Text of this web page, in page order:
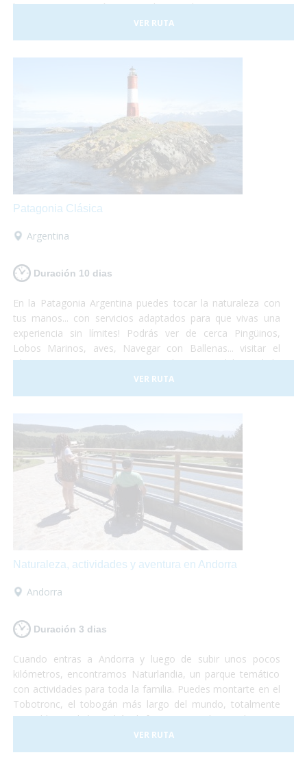
historia, gastronomía y naturaleza, todo se conjuga para
hacer de este viaje una vivencia inolvidable! Anímate a
sumergirte en este maravilloso país. Nosotros te llevamos!
VER RUTA
Patagonia Clásica
Argentina
Duración 10 dias
En la Patagonia Argentina puedes tocar la naturaleza con
tus manos... con servicios adaptados para que vivas una
experiencia sin límites! Podrás ver de cerca Pingüinos,
Lobos Marinos, aves, Navegar con Ballenas... visitar el
Glaciar Perito Moreno o navegar las aguas del Canal de
Beagle... un viaje que no te dejará indiferente... el Turismo
Accesible es posible!
VER RUTA
Naturaleza, actividades y aventura en Andorra
Andorra
Duración 3 dias
Cuando entras a Andorra y luego de subir unos pocos
kilómetros, encontramos Naturlandia, un parque temático
con actividades para toda la familia. Puedes montarte en el
Tobotronc, el tobogán más largo del mundo, totalmente
accesible, también podrás disfrutar paseando por el parque
de animales donde encontrarás osos, ciervos, lobos y
hasta una granja llena de animales!
VER RUTA